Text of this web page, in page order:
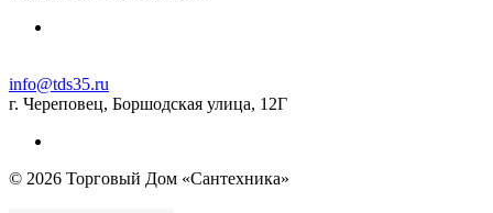
info@tds35.ru
г. Череповец, Боршодская улица, 12Г
© 2026 Торговый Дом «Сантехника»